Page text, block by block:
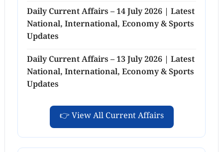
Daily Current Affairs – 14 July 2026 | Latest
National, International, Economy & Sports
Updates
Daily Current Affairs – 13 July 2026 | Latest
National, International, Economy & Sports
Updates
👉 View All Current Affairs